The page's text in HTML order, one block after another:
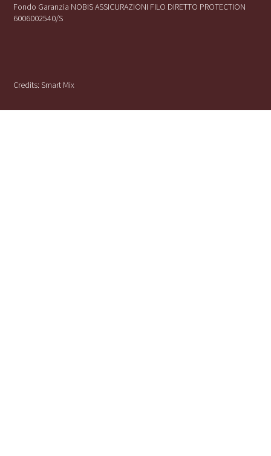
Fondo Garanzia NOBIS ASSICURAZIONI FILO DIRETTO PROTECTION
6006002540/S
Credits:Smart Mix